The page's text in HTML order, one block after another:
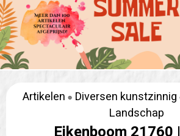
Artikelen Diversen kunstzinnig
Landschap